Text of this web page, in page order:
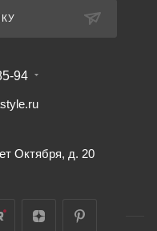
94
Октября, д. 20